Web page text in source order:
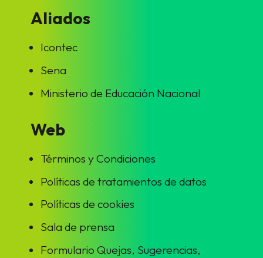
Aliados
Icontec
Sena
Ministerio de Educación Nacional
Web
Términos y Condiciones
Políticas de tratamientos de datos
Políticas de cookies
Sala de prensa
Formulario Quejas, Sugerencias,